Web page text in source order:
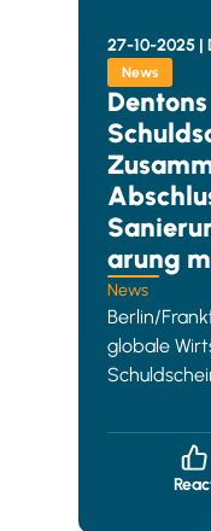
27-10-2025 |
News
arung
News
Berlin/
globale
Abschlu